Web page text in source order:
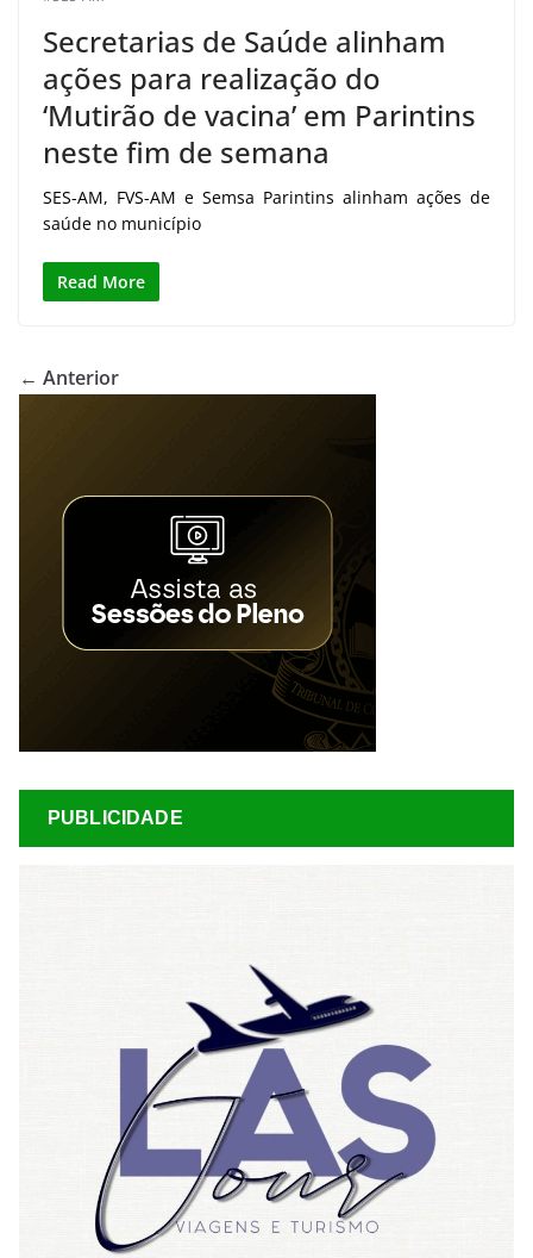
Secretarias de Saúde alinham
ações para realização do
‘Mutirão de vacina’ em Parintins
neste fim de semana
SES-AM, FVS-AM e Semsa Parintins alinham ações de
saúde no município
Read More
← Anterior
PUBLICIDADE